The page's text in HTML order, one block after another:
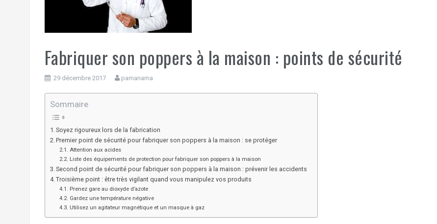
Fabriquer son poppers à la maison : points de sécurité
29 décembre 2017 pamanama
Sommaire
Soyez rigoureux lors de la fabrication
Premier point de sécurité pour fabriquer son poppers à la maison : se protéger
Attention aux acides
Liste des équipements de protection pour fabriquer son poppers à la maison
Second point de sécurité pour fabriquer son poppers à la maison : prévenir les accidents
Troisième point : être très vigilant quand vous manipulez vos produits
Prenez gare au dioxyde d’azote
Gardez une température négative
Utilisez un agitateur magnétique et un masque à gaz